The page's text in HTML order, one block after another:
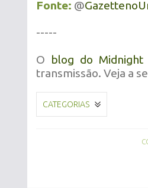
Fonte: @
-----
O blog do
transmissão. Veja a
CATEGORIAS